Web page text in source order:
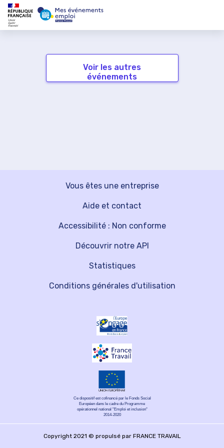
Voir les autres
événements
Vous êtes une entreprise
Découvrir notre API
Aide et contact
Statistiques
Accessibilité : Non conforme
Conditions générales d'utilisation
Ce dispositif est cofinancé par le Fonds Social
Européen dans le cadre du Programme
opérationnel national "Emploi et inclusion"
2014-2020
Copyright 2021 © propulsé par FRANCE TRAVAIL